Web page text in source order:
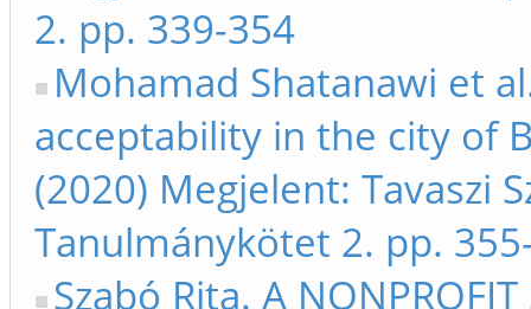
2. pp. 339-354
Mohamad Shatanawi et
acceptability in the city of
(2020) Megjelent: Tavaszi
Tanulmánykötet 2. pp.
Szabó Rita. A NONPROFIT